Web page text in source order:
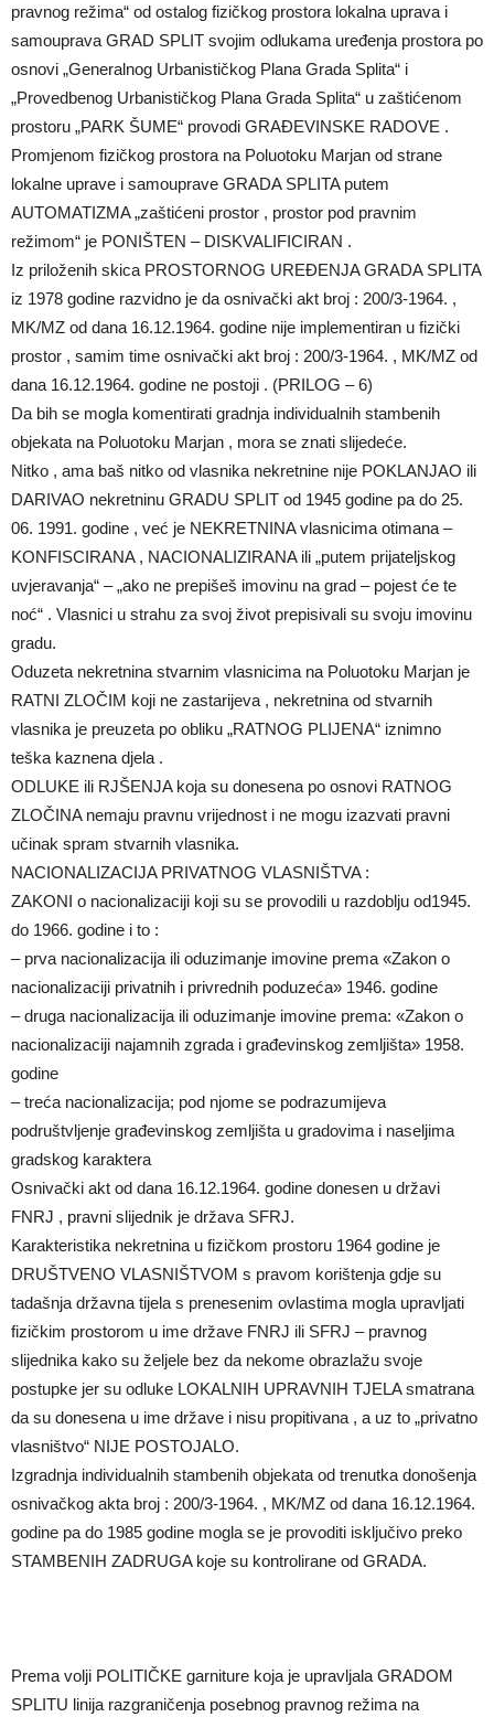
pravnog režima“ od ostalog fizičkog prostora lokalna uprava i
samouprava GRAD SPLIT svojim odlukama uređenja prostora po
osnovi „Generalnog Urbanističkog Plana Grada Splita“ i
„Provedbenog Urbanističkog Plana Grada Splita“ u zaštićenom
prostoru „PARK ŠUME“ provodi GRAĐEVINSKE RADOVE .
Promjenom fizičkog prostora na Poluotoku Marjan od strane
lokalne uprave i samouprave GRADA SPLITA putem
AUTOMATIZMA „zaštićeni prostor , prostor pod pravnim
režimom“ je PONIŠTEN – DISKVALIFICIRAN .
Iz priloženih skica PROSTORNOG UREĐENJA GRADA SPLITA
iz 1978 godine razvidno je da osnivački akt broj : 200/3-1964. ,
MK/MZ od dana 16.12.1964. godine nije implementiran u fizički
prostor , samim time osnivački akt broj : 200/3-1964. , MK/MZ od
dana 16.12.1964. godine ne postoji . (PRILOG – 6)
Da bih se mogla komentirati gradnja individualnih stambenih
objekata na Poluotoku Marjan , mora se znati slijedeće.
Nitko , ama baš nitko od vlasnika nekretnine nije POKLANJAO ili
DARIVAO nekretninu GRADU SPLIT od 1945 godine pa do 25.
06. 1991. godine , već je NEKRETNINA vlasnicima otimana –
KONFISCIRANA , NACIONALIZIRANA ili „putem prijateljskog
uvjeravanja“ – „ako ne prepišeš imovinu na grad – pojest će te
noć“ . Vlasnici u strahu za svoj život prepisivali su svoju imovinu
gradu.
Oduzeta nekretnina stvarnim vlasnicima na Poluotoku Marjan je
RATNI ZLOČIM koji ne zastarijeva , nekretnina od stvarnih
vlasnika je preuzeta po obliku „RATNOG PLIJENA“ iznimno
teška kaznena djela .
ODLUKE ili RJŠENJA koja su donesena po osnovi RATNOG
ZLOČINA nemaju pravnu vrijednost i ne mogu izazvati pravni
učinak spram stvarnih vlasnika.
NACIONALIZACIJA PRIVATNOG VLASNIŠTVA :
ZAKONI o nacionalizaciji koji su se provodili u razdoblju od1945.
do 1966. godine i to :
– prva nacionalizacija ili oduzimanje imovine prema «Zakon o
nacionalizaciji privatnih i privrednih poduzeća» 1946. godine
– druga nacionalizacija ili oduzimanje imovine prema: «Zakon o
nacionalizaciji najamnih zgrada i građevinskog zemljišta» 1958.
godine
– treća nacionalizacija; pod njome se podrazumijeva
podruštvljenje građevinskog zemljišta u gradovima i naseljima
gradskog karaktera
Osnivački akt od dana 16.12.1964. godine donesen u državi
FNRJ , pravni slijednik je država SFRJ.
Karakteristika nekretnina u fizičkom prostoru 1964 godine je
DRUŠTVENO VLASNIŠTVOM s pravom korištenja gdje su
tadašnja državna tijela s prenesenim ovlastima mogla upravljati
fizičkim prostorom u ime države FNRJ ili SFRJ – pravnog
slijednika kako su željele bez da nekome obrazlažu svoje
postupke jer su odluke LOKALNIH UPRAVNIH TJELA smatrana
da su donesena u ime države i nisu propitivana , a uz to „privatno
vlasništvo“ NIJE POSTOJALO.
Izgradnja individualnih stambenih objekata od trenutka donošenja
osnivačkog akta broj : 200/3-1964. , MK/MZ od dana 16.12.1964.
godine pa do 1985 godine mogla se je provoditi isključivo preko
STAMBENIH ZADRUGA koje su kontrolirane od GRADA.
Prema volji POLITIČKE garniture koja je upravljala GRADOM
SPLITU linija razgraničenja posebnog pravnog režima na